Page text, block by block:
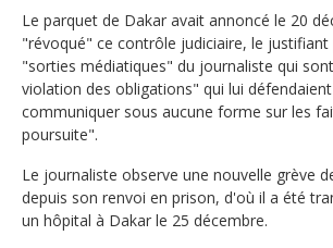
Le parquet de Dakar avait annoncé le 20
"révoqué" ce contrôle judiciaire, le justifiant
"sorties médiatiques" du journaliste qui
violation des obligations" qui lui
communiquer sous aucune forme sur les
poursuite".
Le journaliste observe une nouvelle grève
depuis son renvoi en prison, d'où il a été
un hôpital à Dakar le 25 décembre.